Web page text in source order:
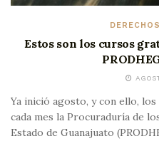
Estos son los cursos
Ya inició agosto, y con ello,
cada mes la Procuraduría de
Estado de Guanajuato